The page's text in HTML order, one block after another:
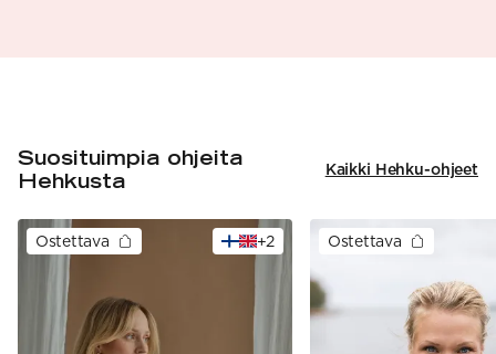
Suosituimpia ohjeita
Hehkusta
Kaikki Hehku-ohjeet
+2
Ostettava Ostettava